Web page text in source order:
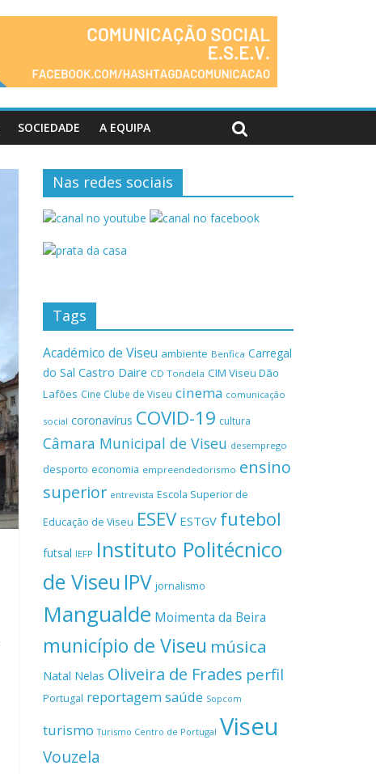
SOCIEDADE A EQUIPA
Nas redes sociais
Tags
Académico de Viseu ambiente Benfica Carregal
do Sal Castro Daire CD Tondela CIM Viseu Dão
Lafões Cine Clube de Viseu cinema comunicação
social coronavírus COVID-19 cultura
Câmara Municipal de Viseu desemprego
desporto economia empreendedorismo ensino
superior entrevista Escola Superior de
Educação de Viseu ESEV ESTGV futebol
futsal IEFP Instituto Politécnico
de Viseu IPV jornalismo
Mangualde Moimenta da Beira
município de Viseu música
Natal Nelas Oliveira de Frades perfil
Portugal reportagemsaúde Sopcom
turismo Turismo Centro de Portugal Viseu
Vouzela